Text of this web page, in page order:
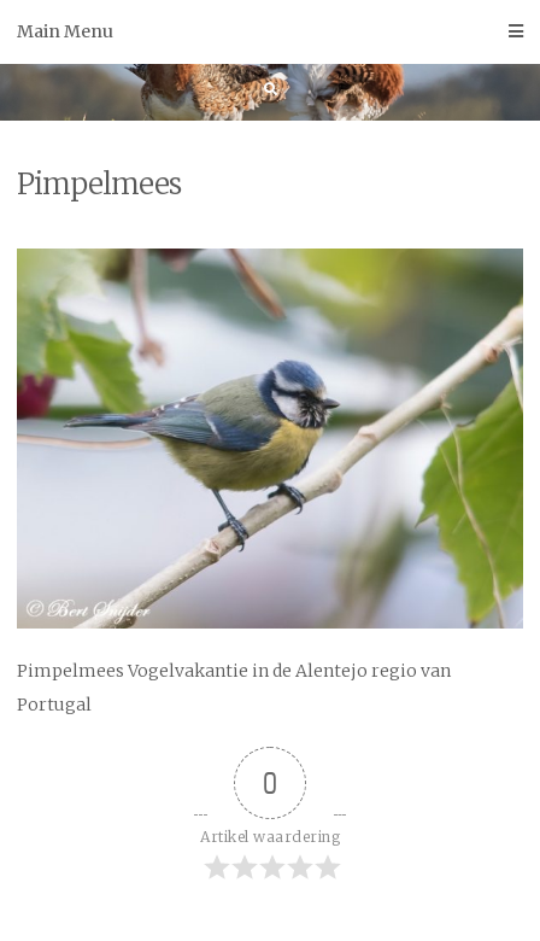
Main Menu
Pimpelmees
Pimpelmees Vogelvakantie in de Alentejo regio van
Portugal
0
Artikel waardering